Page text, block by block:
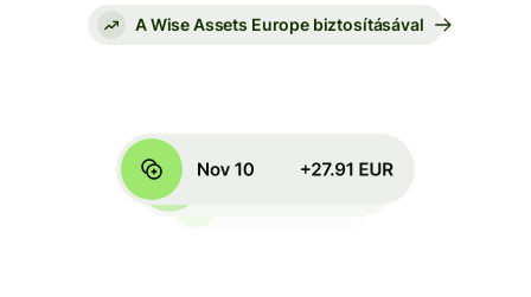
A Wise Assets Europe biztosításával